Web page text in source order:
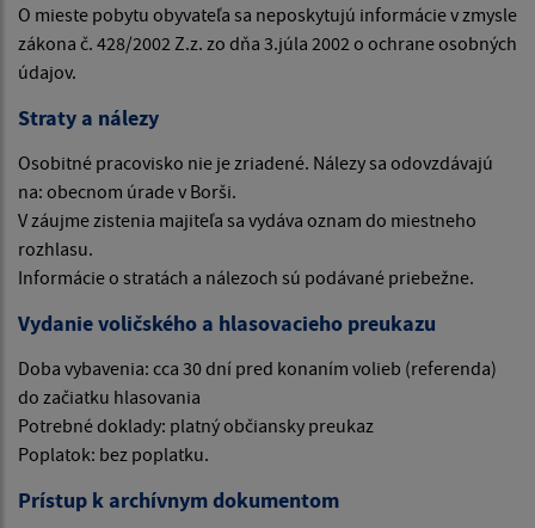
O mieste pobytu obyvateľa sa neposkytujú informácie v zmysle
zákona č. 428/2002 Z.z. zo dňa 3.júla 2002 o ochrane osobných
údajov.
Straty a nálezy
Osobitné pracovisko nie je zriadené. Nálezy sa odovzdávajú
na: obecnom úrade v Borši.
V záujme zistenia majiteľa sa vydáva oznam do miestneho
rozhlasu.
Informácie o stratách a nálezoch sú podávané priebežne.
Vydanie voličského a hlasovacieho preukazu
Doba vybavenia: cca 30 dní pred konaním volieb (referenda)
do začiatku hlasovania
Potrebné doklady: platný občiansky preukaz
Poplatok: bez poplatku.
Prístup k archívnym dokumentom